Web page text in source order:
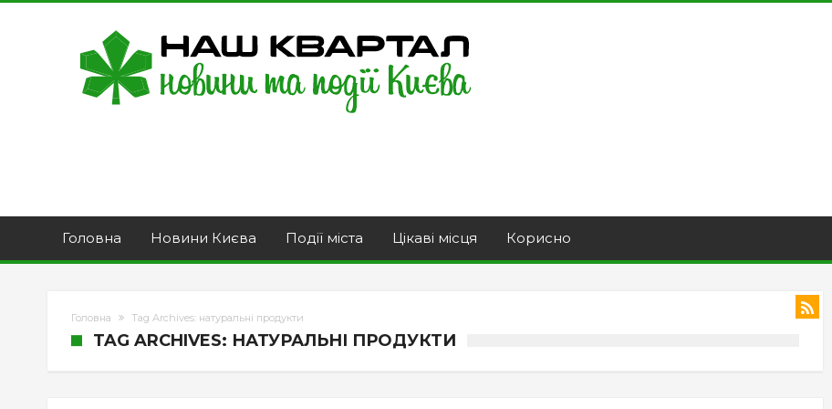
Головна Новини Києва Події міста Цікаві місця Корисно
Головна Tag Archives: натуральні продукти
TAG ARCHIVES: НАТУРАЛЬНІ ПРОДУКТИ